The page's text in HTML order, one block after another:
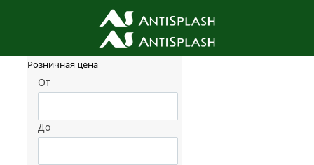
Фильтр товаров
Розничная цена
От
До